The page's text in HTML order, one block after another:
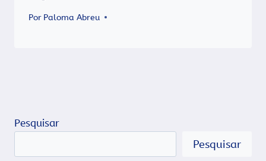
Por Paloma Abreu
Pesquisar
Pesquisar